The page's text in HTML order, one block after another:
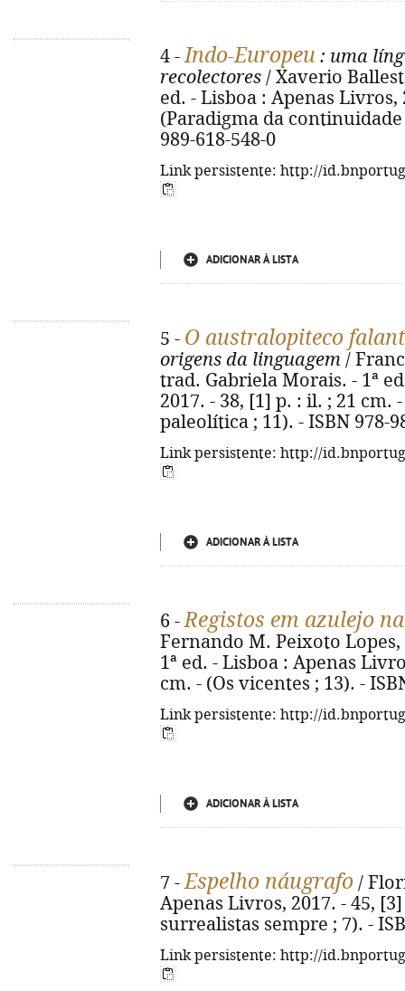
4 -Indo-Europeu : uma
recolectores / Xaverio
ed. - Lisboa : Apenas Livros,
(Paradigma da
989-618-548-0
Link persistente: http://
ADICIONAR À LISTA
5 - O australopiteco
origens da linguagem /
trad. Gabriela Morais. - 1ª
2017. - 38, [1] p. : il. ; 21
paleolítica ; 11). - ISBN 978-
Link persistente: http://
ADICIONAR À LISTA
6 -Registos em azulejo
Fernando M. Peixoto
1ª ed. - Lisboa : Apenas
cm. - (Os vicentes ; 13). -
Link persistente: http://
ADICIONAR À LISTA
7 -Espelho náugrafo /
Apenas Livros, 2017. - 45,
surrealistas sempre ; 7). -
Link persistente: http://